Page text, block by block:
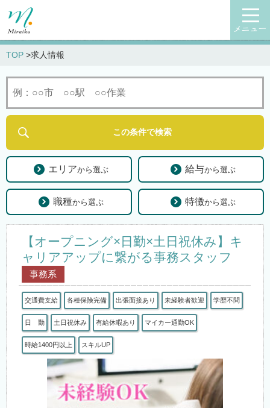
メニュー
TOP 求人情報
エリアから選ぶ 給与から選ぶ
職種から選ぶ 特徴から選ぶ
【オープニング×日勤×土日祝休み】キ
ャリアアップに繋がる事務スタッフ
事務系
交通費支給 各種保険完備 出張面接あり 未経験者歓迎 学歴不問
日 勤 土日祝休み 有給休暇あり マイカー通勤OK
時給1400円以上 スキルUP